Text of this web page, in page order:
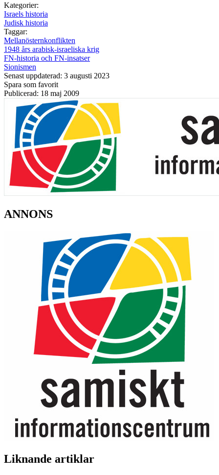
Kategorier:
Israels historia
Judisk historia
Taggar:
Mellanösternkonflikten
1948 års arabisk-israeliska krig
FN-historia och FN-insatser
Sionismen
Senast uppdaterad: 3 augusti 2023
Spara som favorit
Publicerad: 18 maj 2009
ANNONS
Liknande artiklar